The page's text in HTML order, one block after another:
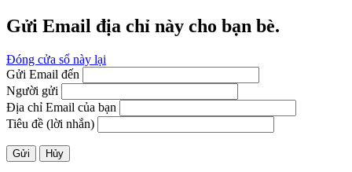
Gửi Email địa chỉ này cho bạn bè.
Đóng cửa sổ này lại
Gửi Email đến
Người gửi
Địa chỉ Email của bạn
Tiêu đề (lời nhắn)
Gửi Hủy